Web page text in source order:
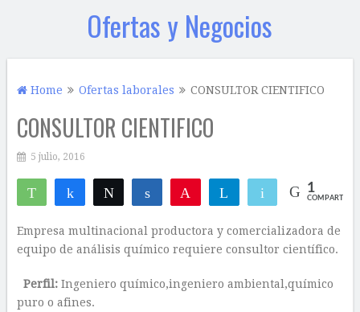
Ofertas y Negocios
Home Ofertas laborales CONSULTOR CIENTIFICO
CONSULTOR CIENTIFICO
5 julio, 2016
WhatsAppCompartirTwittear Compartir Telegram Email 1
COMPARTIR
Empresa multinacional productora y comercializadora de
equipo de análisis químico requiere consultor científico.
Perfil: Ingeniero químico,ingeniero ambiental,químico
puro o afines.